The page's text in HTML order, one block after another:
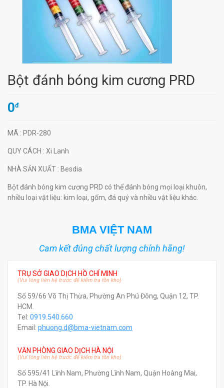
Bột đánh bóng kim cương PRD
0đ
MÃ : PDR-280
QUY CÁCH : Xi Lanh
NHÀ SẢN XUẤT : Besdia
Bột đánh bóng kim cương PRD có thể đánh bóng mọi loại khuôn,
nhiều loại vật liệu: kim loại, gốm, đá quý và nhiều vật liệu khác.
BMA VIỆT NAM
Cam kết đúng chất lượng chính hãng!
TRỤ SỞ GIAO DỊCH HỒ CHÍ MINH
(Vui lòng liên hệ trước để kiểm tra tồn kho)
Số 59/66 Võ Thị Thừa, Phường An Phú Đông, Quận 12, TP.
HCM.
Tel: 0919.540.660
Email: phuong.d@bma-vietnam.com
VĂN PHÒNG GIAO DỊCH HÀ NỘI
(Vui lòng liên hệ trước để kiểm tra tồn kho)
Số 595/41 Lĩnh Nam, Phường Lĩnh Nam, Quận Hoàng Mai,
TP. Hà Nội.